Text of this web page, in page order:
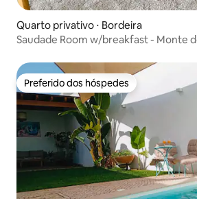
Quarto privativo ⋅ Bordeira
Saudade Room w/breakfast - Monte
Preferido dos hóspedes
Preferido dos hóspedes